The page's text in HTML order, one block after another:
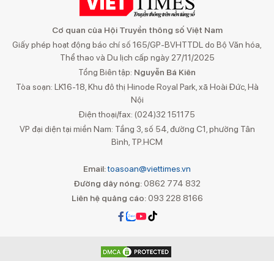
Cơ quan của Hội Truyền thông số Việt Nam
Giấy phép hoạt động báo chí số 165/GP-BVHTTDL do Bộ Văn hóa,
Thể thao và Du lịch cấp ngày 27/11/2025
Tổng Biên tập: Nguyễn Bá Kiên
Tòa soạn: LK16-18, Khu đô thị Hinode Royal Park, xã Hoài Đức, Hà
Nội
Điện thoại/fax: (024)32 151175
VP đại diện tại miền Nam: Tầng 3, số 54, đường C1, phường Tân
Bình, TP.HCM
Email:toasoan@viettimes.vn
Đường dây nóng: 0862 774 832
Liên hệ quảng cáo:093 228 8166